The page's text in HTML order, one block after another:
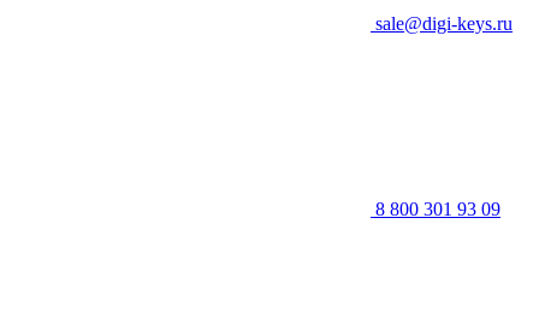
sale@digi-keys.ru
8 800 301 93 09